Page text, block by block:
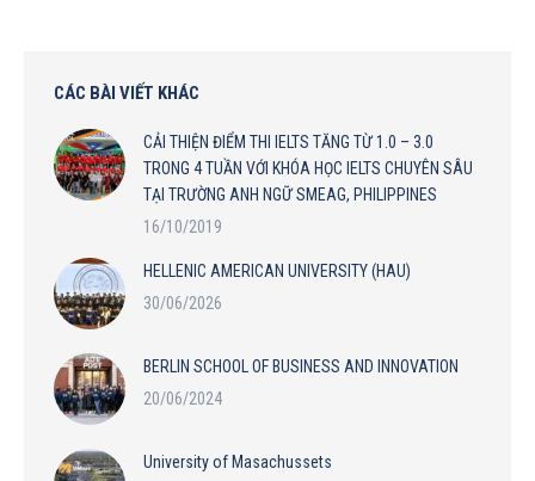
CÁC BÀI VIẾT KHÁC
CẢI THIỆN ĐIỂM THI IELTS TĂNG TỪ 1.0 – 3.0
TRONG 4 TUẦN VỚI KHÓA HỌC IELTS CHUYÊN SÂU
TẠI TRƯỜNG ANH NGỮ SMEAG, PHILIPPINES
16/10/2019
HELLENIC AMERICAN UNIVERSITY (HAU)
30/06/2026
BERLIN SCHOOL OF BUSINESS AND INNOVATION
20/06/2024
University of Masachussets